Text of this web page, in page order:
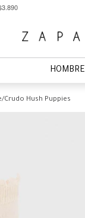
HOMBRE
Crudo Hush Puppies